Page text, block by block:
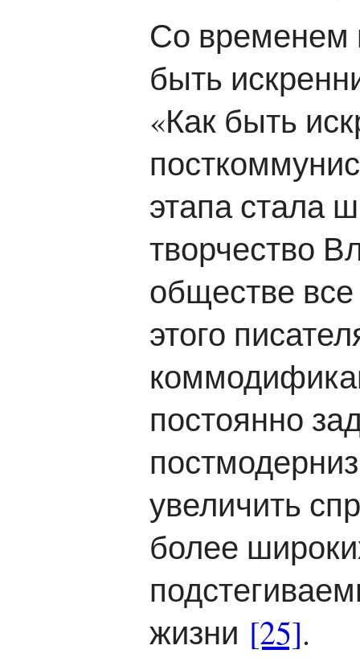
Со временем
быть
«Как быть
этапа стала
творчество
обществе
этого
постоянно
увеличить
более
жизни [25].